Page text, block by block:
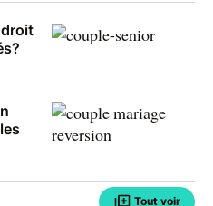
Tout voir